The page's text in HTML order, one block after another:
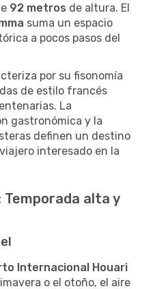
92 metros de altura. El
suma un espacio
a pocos pasos del
por su fisonomía
de estilo francés
La
gastronómica y la
definen un destino
interesado en la
alta y
Internacional Houari
o el otoño, el aire